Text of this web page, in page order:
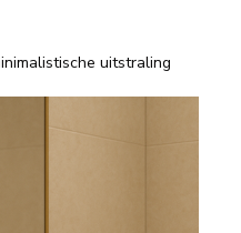
uitstraling